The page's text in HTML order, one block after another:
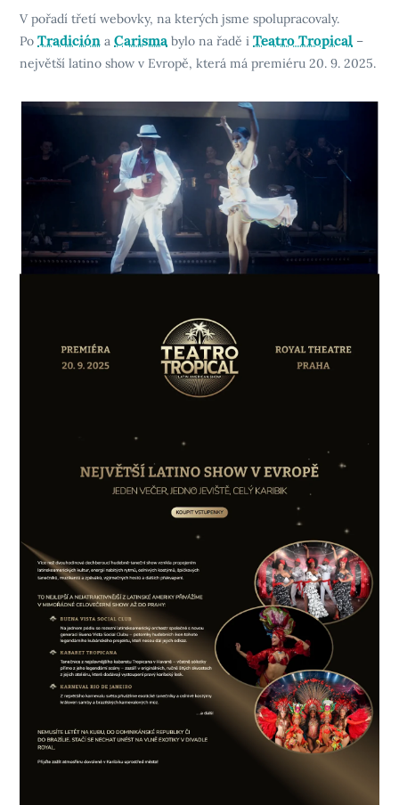
V pořadí třetí webovky, na kterých jsme spolupracovaly.
PoTradición aCarisma bylo na řadě iTeatro Tropical –
největší latino show v Evropě, která má premiéru 20. 9. 2025.